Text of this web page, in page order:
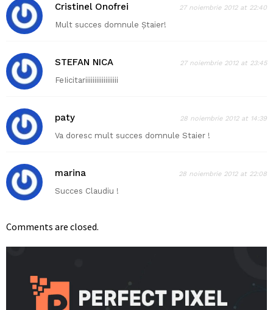
Cristinel Onofrei 27 noiembrie 2012 at 22:40
Mult succes domnule Ștaier!
STEFAN NICA 27 noiembrie 2012 at 23:45
FeIicitariiiiiiiiiiiiiiiiii
paty 28 noiembrie 2012 at 14:39
Va doresc mult succes domnule Staier !
marina 28 noiembrie 2012 at 22:08
Succes Claudiu !
Comments are closed.